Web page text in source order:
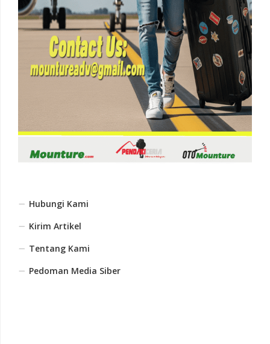
Hubungi Kami
Kirim Artikel
Tentang Kami
Pedoman Media Siber